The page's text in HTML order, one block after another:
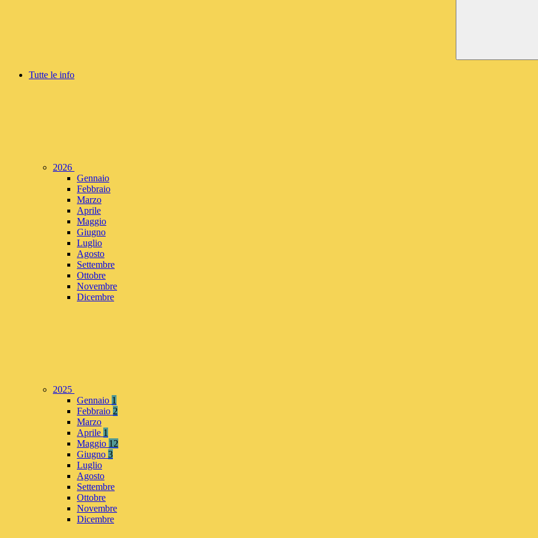
Tutte le info
2026
Gennaio
Febbraio
Marzo
Aprile
Maggio
Giugno
Luglio
Agosto
Settembre
Ottobre
Novembre
Dicembre
2025
Gennaio 1
Febbraio 2
Marzo
Aprile 1
Maggio 12
Giugno 3
Luglio
Agosto
Settembre
Ottobre
Novembre
Dicembre